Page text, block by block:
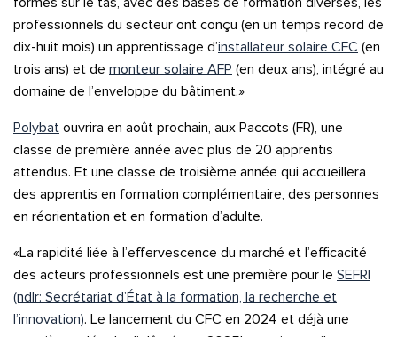
professionnels du secteur ont conçu (en un temps record de
dix-huit mois) un apprentissage d’installateur solaire CFC (en
trois ans) et de monteur solaire AFP (en deux ans), intégré au
domaine de l’enveloppe du bâtiment.»
Polybat ouvrira en août prochain, aux Paccots (FR), une
classe de première année avec plus de 20 apprentis
attendus. Et une classe de troisième année qui accueillera
des apprentis en formation complémentaire, des personnes
en réorientation et en formation d’adulte.
«La rapidité liée à l’effervescence du marché et l’efficacité
des acteurs professionnels est une première pour le SEFRI
(ndlr: Secrétariat d’État à la formation, la recherche et
l’innovation). Le lancement du CFC en 2024 et déjà une